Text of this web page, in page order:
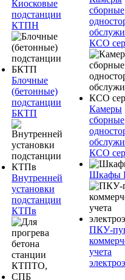
Киосковые
подстанции
КТПН
Блочные
(бетонные)
подстанции
БКТП
Внутренней
установки
подстанции
КТПв
сборные
КСО
Камеры
сборные
КСО
Шкафы
ПКУ-
учета